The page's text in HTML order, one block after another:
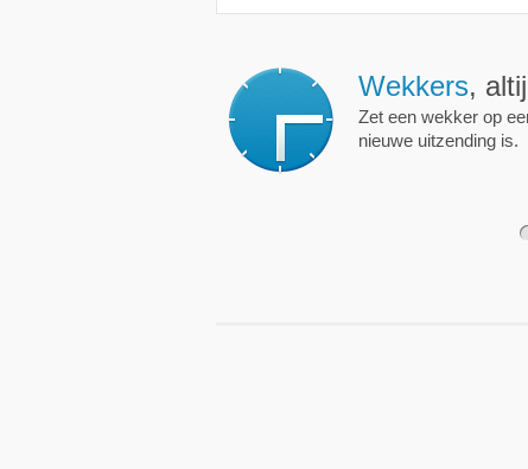
Wekkers,
Zet een wekker op
nieuwe uitzending is.